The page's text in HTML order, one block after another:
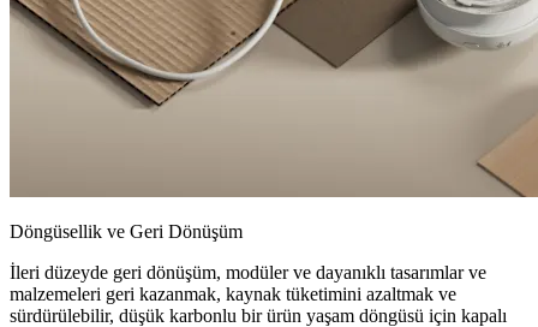
Döngüsellik ve Geri Dönüşüm
İleri düzeyde geri dönüşüm, modüler ve dayanıklı tasarımlar ve
malzemeleri geri kazanmak, kaynak tüketimini azaltmak ve
sürdürülebilir, düşük karbonlu bir ürün yaşam döngüsü için kapalı